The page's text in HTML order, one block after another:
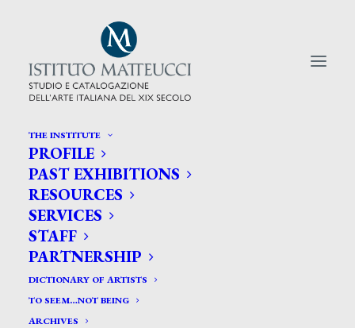
THE INSTITUTE
PROFILE
PAST EXHIBITIONS
RESOURCES
SERVICES
STAFF
PARTNERSHIP
DICTIONARY OF ARTISTS
TO SEEM…NOT BEING
ARCHIVES
CERCA TRA GLI ARTISTI:
Search
for: